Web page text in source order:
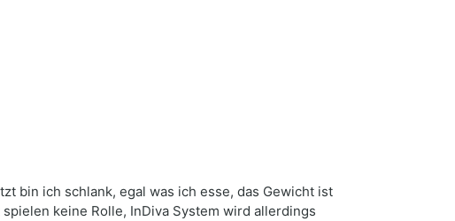
bin ich schlank, egal was ich esse, das Gewicht ist
keine Rolle, InDiva System wird allerdings